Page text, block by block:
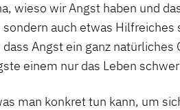
wieso wir Angst haben und
auch etwas Hilfreiches
Angst ein ganz natürliches
einem nur das Leben
man konkret tun kann, um